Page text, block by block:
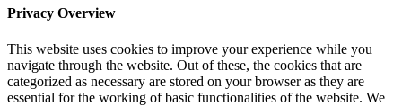
Privacy Overview
This website uses cookies to improve your experience while you
navigate through the website. Out of these, the cookies that are
categorized as necessary are stored on your browser as they are
essential for the working of basic functionalities of the website. We